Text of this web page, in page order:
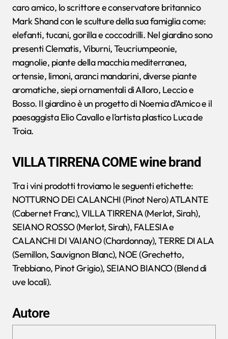
caro amico, lo scrittore e conservatore britannico
Mark Shand con le sculture della sua famiglia come:
elefanti, tucani, gorilla e coccodrilli. Nel giardino sono
presenti Clematis, Viburni, Teucriumpeonie,
magnolie, piante della macchia mediterranea,
ortensie, limoni, aranci mandarini, diverse piante
aromatiche, siepi ornamentali di Alloro, Leccio e
Bosso. Il giardino è un progetto di Noemia d’Amico e il
paesaggista Elio Cavallo e l’artista plastico Luca de
Troia.
VILLA TIRRENA COME wine brand
Tra i vini prodotti troviamo le seguenti etichette:
NOTTURNO DEI CALANCHI (Pinot Nero) ATLANTE
(Cabernet Franc), VILLA TIRRENA (Merlot, Sirah),
SEIANO ROSSO (Merlot, Sirah), FALESIA e
CALANCHI DI VAIANO (Chardonnay), TERRE DI ALA
(Semillon, Sauvignon Blanc), NOE (Grechetto,
Trebbiano, Pinot Grigio), SEIANO BIANCO (Blend di
uve locali).
Autore